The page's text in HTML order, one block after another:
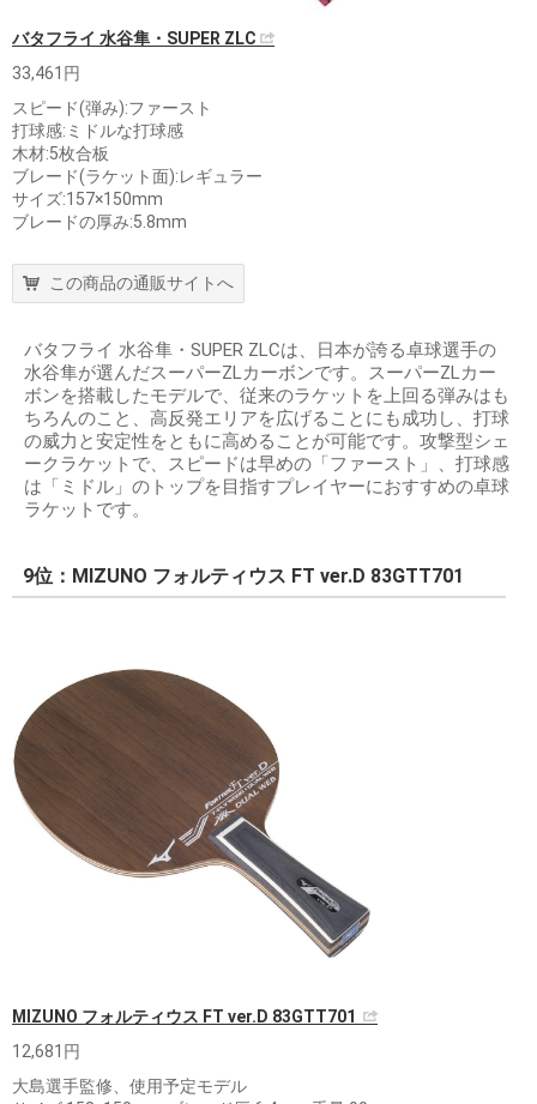
バタフライ 水谷隼・SUPER ZLC
33,461円
スピード(弾み):ファースト
打球感:ミドルな打球感
木材:5枚合板
ブレード(ラケット面):レギュラー
サイズ:157×150mm
ブレードの厚み:5.8mm
この商品の通販サイトへ
バタフライ 水谷隼・SUPER ZLCは、日本が誇る卓球選手の
水谷隼が選んだスーパーZLカーボンです。スーパーZLカー
ボンを搭載したモデルで、従来のラケットを上回る弾みはも
ちろんのこと、高反発エリアを広げることにも成功し、打球
の威力と安定性をともに高めることが可能です。攻撃型シェ
ークラケットで、スピードは早めの「ファースト」、打球感
は「ミドル」のトップを目指すプレイヤーにおすすめの卓球
ラケットです。
9位：MIZUNO フォルティウス FT ver.D 83GTT701
MIZUNO フォルティウス FT ver.D 83GTT701
12,681円
大島選手監修、使用予定モデル